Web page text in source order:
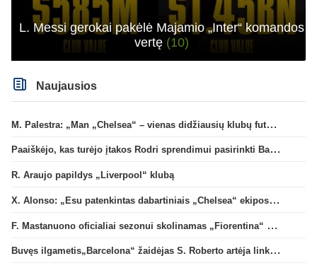
L. Messi gerokai pakėlė Majamio „Inter“ komandos
vertę (10)
Naujausios
M. Palestra: „Man „Chelsea“ – vienas didžiausių klubų futbole“
Paaiškėjo, kas turėjo įtakos Rodri sprendimui pasirinkti Barselonos pusę
R. Araujo papildys „Liverpool“ klubą
X. Alonso: „Esu patenkintas dabartiniais „Chelsea“ ekipos vartininkais“
F. Mastanuono oficialiai sezonui skolinamas „Fiorentina“ ekipai
Buvęs ilgametis„Barcelona“ žaidėjas S. Roberto artėja link persikėlimo į MLS